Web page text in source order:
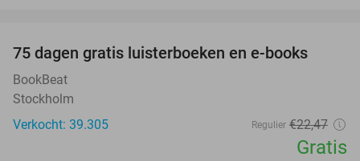
75 dagen gratis luisterboeken en e-books
BookBeat
Stockholm
Verkocht: 39.305
Regulier €22,47
Gratis